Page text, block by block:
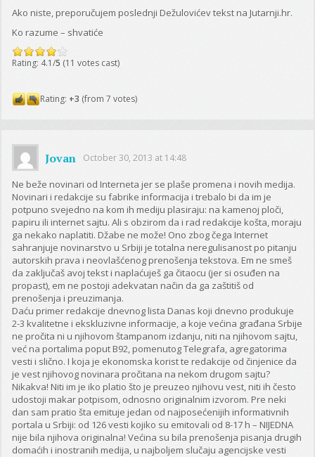
Ako niste, preporučujem poslednji Dežulovićev tekst na Jutarnji.hr.
Ko razume – shvatiće
Rating: 4.1/5 (11 votes cast)
Rating: +3 (from 7 votes)
Jovan October 30, 2013 at 14:48
Ne beže novinari od Interneta jer se plaše promena i novih medija.
Novinari i redakcije su fabrike informacija i trebalo bi da im je
potpuno svejedno na kom ih mediju plasiraju: na kamenoj ploči,
papiru ili internet sajtu. Ali s obzirom da i rad redakcije košta, moraju
ga nekako naplatiti. Džabe ne može! Ono zbog čega Internet
sahranjuje novinarstvo u Srbiji je totalna neregulisanost po pitanju
autorskih prava i neovlašćenog prenošenja tekstova. Em ne smeš
da zaključaš avoj tekst i naplaćuješ ga čitaocu (jer si osuđen na
propast), em ne postoji adekvatan način da ga zaštitiš od
prenošenja i preuzimanja.
Daću primer redakcije dnevnog lista Danas koji dnevno produkuje
2-3 kvalitetne i ekskluzivne informacije, a koje većina građana Srbije
ne pročita ni u njihovom štampanom izdanju, niti na njihovom sajtu,
već na portalima poput B92, pomenutog Telegrafa, agregatorima
vesti i slično. I koja je ekonomska korist te redakcije od činjenice da
je vest njihovog novinara pročitana na nekom drugom sajtu?
Nikakva! Niti im je iko platio što je preuzeo njihovu vest, niti ih često
udostoji makar potpisom, odnosno originalnim izvorom. Pre neki
dan sam pratio šta emituje jedan od najposećenijih informativnih
portala u Srbiji: od 126 vesti kojiko su emitovali od 8-17 h – NIJEDNA
nije bila njihova originalna! Većina su bila prenošenja pisanja drugih
domaćih i inostranih medija, u najboljem slučaju agencijske vesti